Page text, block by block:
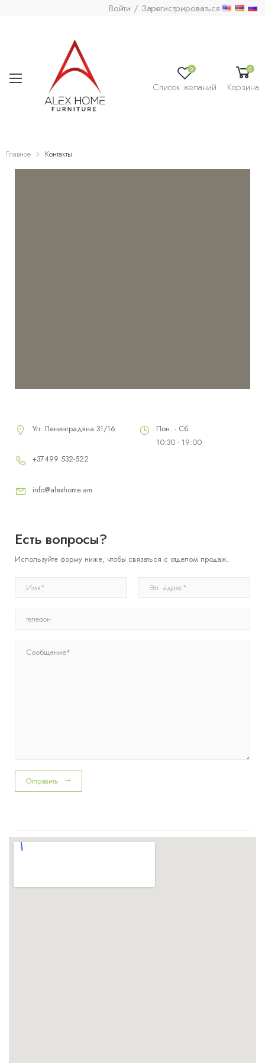
Войти / Зарегистрироваться
0
Список желаний
0
Корзина
Главное Контакты
Ул. Ленинградяна 31/16
+37499 532-522
info@alexhome.am
Пон. - Сб.
10:30 - 19:00
Есть вопросы?
Используйте форму ниже, чтобы связаться с отделом продаж.
Отправить